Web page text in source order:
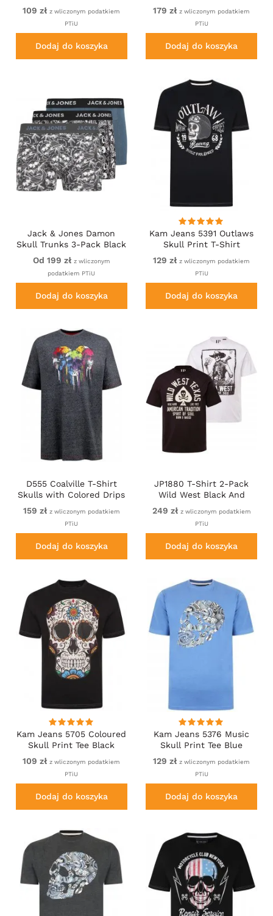
109 zł z wliczonym podatkiem
PTiU
Dodaj do koszyka
179 zł z wliczonym podatkiem
PTiU
Dodaj do koszyka
Jack & Jones Damon
Skull Trunks 3-Pack Black
Od 199 zł z wliczonym
podatkiem PTiU
Dodaj do koszyka
Kam Jeans 5391 Outlaws
Skull Print T-Shirt
129 zł z wliczonym podatkiem
PTiU
Dodaj do koszyka
D555 Coalville T-Shirt
Skulls with Colored Drips
159 zł z wliczonym podatkiem
PTiU
Dodaj do koszyka
JP1880 T-Shirt 2-Pack
Wild West Black And
249 zł z wliczonym podatkiem
PTiU
Dodaj do koszyka
Kam Jeans 5705 Coloured
Skull Print Tee Black
109 zł z wliczonym podatkiem
PTiU
Dodaj do koszyka
Kam Jeans 5376 Music
Skull Print Tee Blue
129 zł z wliczonym podatkiem
PTiU
Dodaj do koszyka